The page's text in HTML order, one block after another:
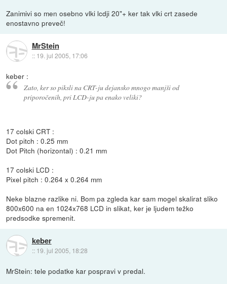
Zanimivi so men osebno vlki lcdji 20"+ ker tak vlki crt zasede
enostavno preveč!
MrStein
:: 19. jul 2005, 17:06
keber :
Zato, ker so piksli na CRT-ju dejansko mnogo manjši od
priporočenih, pri LCD-ju pa enako veliki?
17 colski CRT :
Dot pitch : 0.25 mm
Dot Pitch (horizontal) : 0.21 mm
17 colski LCD :
Pixel pitch : 0.264 x 0.264 mm
Neke blazne razlike ni. Bom pa zgleda kar sam mogel skalirat sliko
800x600 na en 1024x768 LCD in slikat, ker je ljudem težko
predsodke spremenit.
keber
:: 19. jul 2005, 18:28
MrStein: tele podatke kar pospravi v predal.